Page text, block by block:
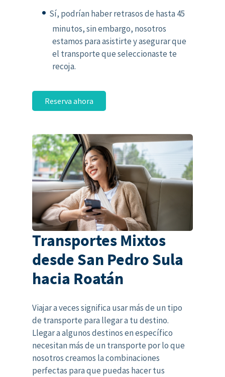
Sí, podrían haber retrasos de hasta 45
minutos, sin embargo, nosotros
estamos para asistirte y asegurar que
el transporte que seleccionaste te
recoja.
Reserva ahora
Transportes Mixtos
desde San Pedro Sula
hacia Roatán
Viajar a veces significa usar más de un tipo
de transporte para llegar a tu destino.
Llegar a algunos destinos en específico
necesitan más de un transporte por lo que
nosotros creamos la combinaciones
perfectas para que puedas hacer tus